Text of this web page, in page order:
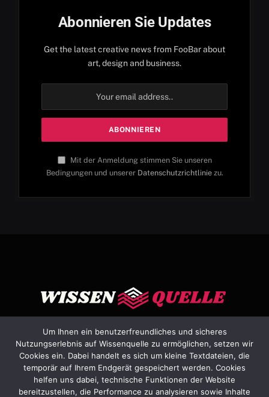
Abonnieren Sie Updates
Get the latest creative news from FooBar about
art, design and business.
Mit der Anmeldung stimmen Sie unseren
Bedingungen und unserer Datenschutzrichtliniezu.
FacebookX
(Twitter)
InstagramPinterestYouTube Dribbble
Um Ihnen ein benutzerfreundliches und sicheres
Nutzungserlebnis auf Wissenquelle zu ermöglichen, setzen wir
Cookies ein. Dabei handelt es sich um kleine Textdateien, die
temporär auf Ihrem Endgerät gespeichert werden. Cookies
helfen uns dabei, technische Funktionen der Website
bereitzustellen, die Performance zu analysieren sowie Inhalte